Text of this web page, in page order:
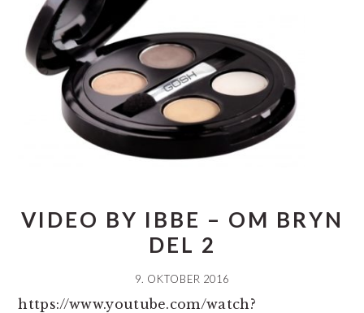
VIDEO BY IBBE – OM BRYN
DEL 2
9. OKTOBER 2016
https://www.youtube.com/watch?